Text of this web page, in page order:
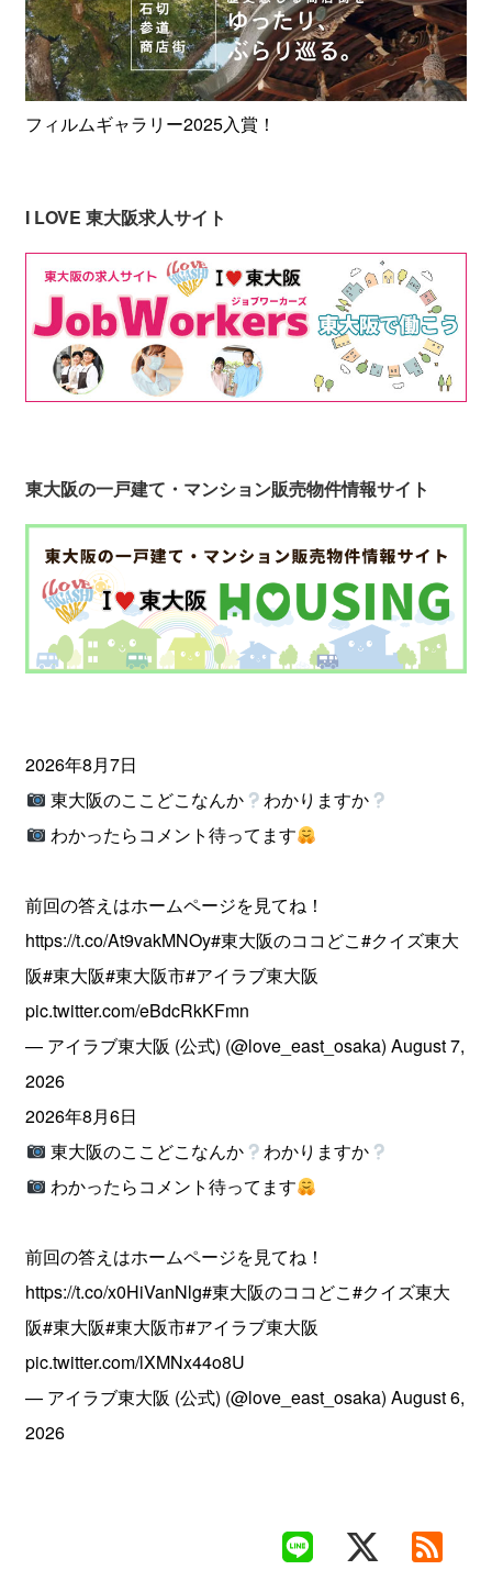
フィルムギャラリー2025入賞！
I LOVE 東大阪求人サイト
東大阪の一戸建て・マンション販売物件情報サイト
2026年8月7日
東大阪のここどこなんか
わかりますか
わかったらコメント待ってます
前回の答えはホームページを見てね！
https://t.co/At9vakMNOy#東大阪のココどこ#クイズ東大
阪#東大阪#東大阪市#アイラブ東大阪
pic.twitter.com/eBdcRkKFmn
— アイラブ東大阪 (公式) (@love_east_osaka)August 7,
2026
2026年8月6日
東大阪のここどこなんか
わかりますか
わかったらコメント待ってます
前回の答えはホームページを見てね！
https://t.co/x0HiVanNlg#東大阪のココどこ#クイズ東大
阪#東大阪#東大阪市#アイラブ東大阪
pic.twitter.com/lXMNx44o8U
— アイラブ東大阪 (公式) (@love_east_osaka)August 6,
2026